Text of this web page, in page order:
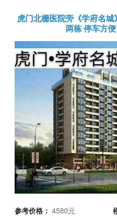
虎门北栅医院旁《学府名
两栋 停车方
参考价格：4580元